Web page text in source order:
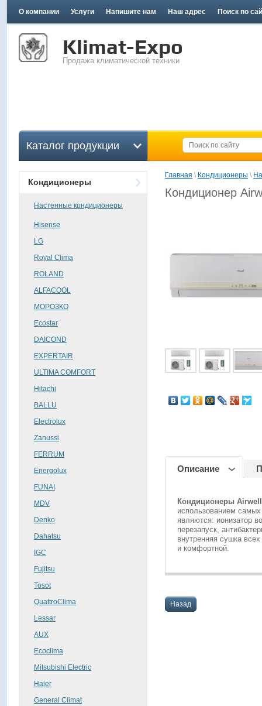
О компании Услуги Напишите нам Наш адрес Поиск по
Klimat-Expo
Продажа климатической техники
Каталог продукции
Кондиционеры
Настенные кондиционеры
Hisense
LG
Royal Clima
ROLAND
ALFACOOL
МОРОЗКО
Ecostar
DAICOND
EXPERTAIR
ULTIMA COMFORT
Hitachi
BALLU
Electrolux
Zanussi
FERRUM
Energolux
FUNAI
MDV
Denko
Dahatsu
IGC
Fujitsu
Tosot
QuattroClima
Lessar
AUX
Ecoclima
Mitsubishi Electric
Haier
General Climat
Главная \ Кондиционеры \
Кондиционер
Описание
Кондиционеры
использованием
являются: ионизатор
перезапуск,
внутренняя сушка
и комфортной.
Назад